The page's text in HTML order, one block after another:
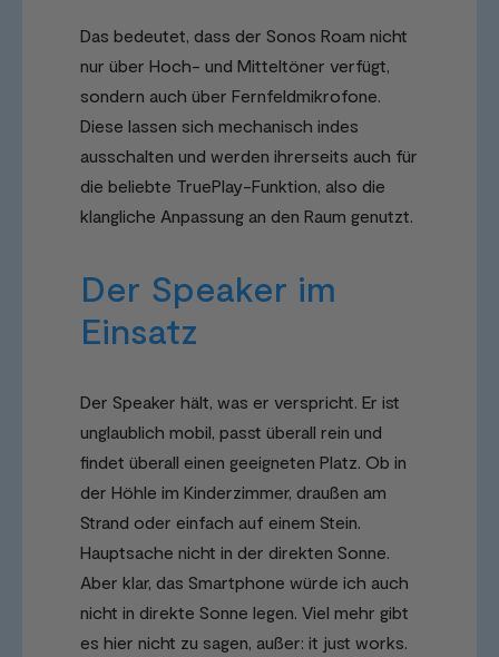
Das bedeutet, dass der Sonos Roam nicht
nur über Hoch- und Mitteltöner verfügt,
sondern auch über Fernfeldmikrofone.
Diese lassen sich mechanisch indes
ausschalten und werden ihrerseits auch für
die beliebte TruePlay-Funktion, also die
klangliche Anpassung an den Raum genutzt.
Der Speaker im
Einsatz
Der Speaker hält, was er verspricht. Er ist
unglaublich mobil, passt überall rein und
findet überall einen geeigneten Platz. Ob in
der Höhle im Kinderzimmer, draußen am
Strand oder einfach auf einem Stein.
Hauptsache nicht in der direkten Sonne.
Aber klar, das Smartphone würde ich auch
nicht in direkte Sonne legen. Viel mehr gibt
es hier nicht zu sagen, außer: it just works.